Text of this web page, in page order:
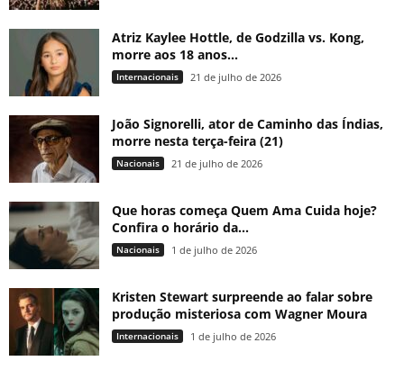
Atriz Kaylee Hottle, de Godzilla vs. Kong,
morre aos 18 anos...
Internacionais 21 de julho de 2026
João Signorelli, ator de Caminho das Índias,
morre nesta terça-feira (21)
Nacionais 21 de julho de 2026
Que horas começa Quem Ama Cuida hoje?
Confira o horário da...
Nacionais 1 de julho de 2026
Kristen Stewart surpreende ao falar sobre
produção misteriosa com Wagner Moura
Internacionais 1 de julho de 2026